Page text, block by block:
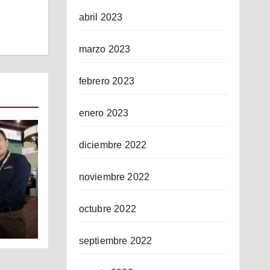
abril 2023
marzo 2023
febrero 2023
enero 2023
diciembre 2022
noviembre 2022
octubre 2022
septiembre 2022